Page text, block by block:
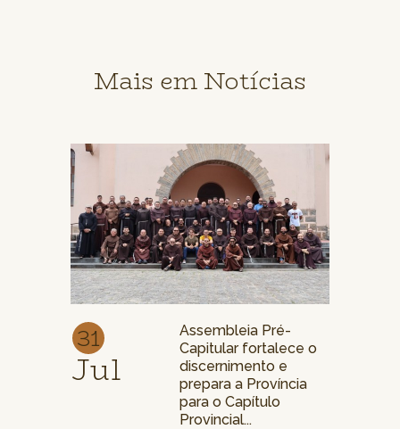
Mais em Notícias
31
Jul
Assembleia Pré-
Capitular fortalece o
discernimento e
prepara a Província
para o Capítulo
Provincial...